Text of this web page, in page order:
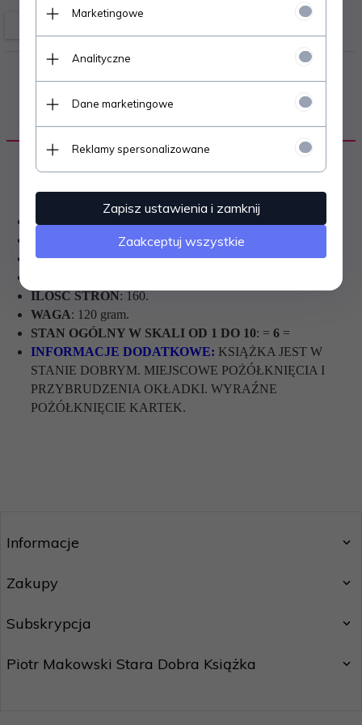
OPIS PRODUKTU
TYTUŁ
ADAM MICKIEWICZ.
WYDAWCA: CZYTELNIK.
ILOŚĆ STRON: 160.
WAGA: 120 gram.
STAN OGÓLNY W SKALI OD 1 DO 10: = 6 =
INFORMACJE DODATKOWE: KSIĄŻKA JEST W
STANIE DOBRYM. MIEJSCOWE POŻÓŁKNIĘCIA I
PRZYBRUDZENIA OKŁADKI. WYRAŹNE
POŻÓŁKNIĘCIE KARTEK.
Informacje
Zakupy
Subskrypcja
Piotr Makowski Stara Dobra Książka
Marketingowe
Analityczne
Dane marketingowe
Reklamy spersonalizowane
Zapisz ustawienia i zamknij
Zaakceptuj wszystkie